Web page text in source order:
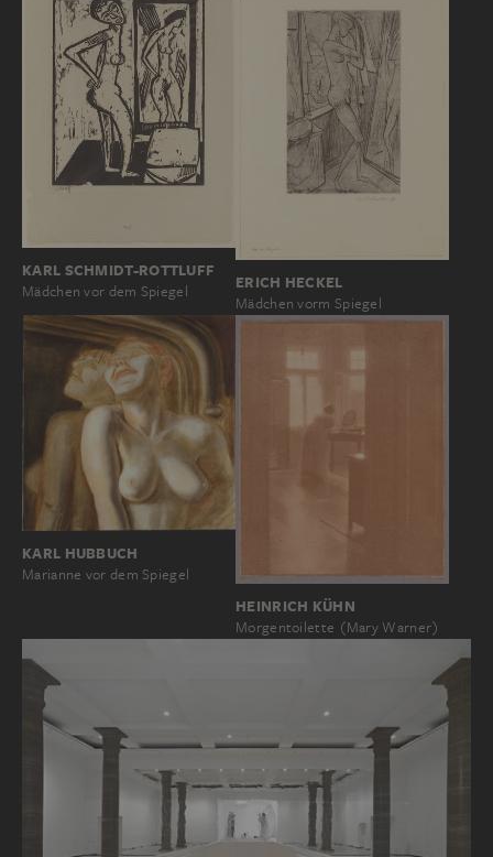
KARL SCHMIDT-ROTTLUFF
Mädchen vor dem Spiegel ERICH HECKEL
Mädchen vorm Spiegel
KARL HUBBUCH
Marianne vor dem Spiegel
HEINRICH KÜHN
Morgentoilette (Mary Warner)